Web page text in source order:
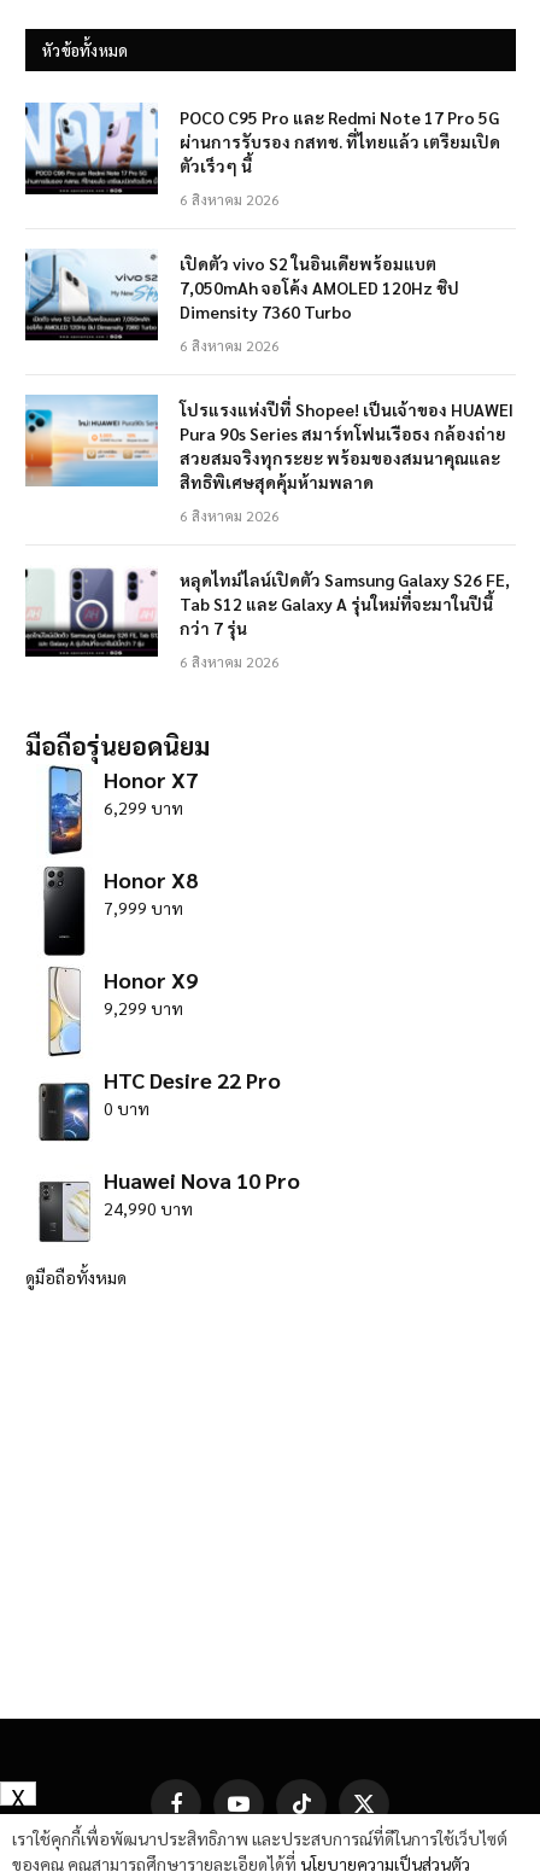
หัวข้อทั้งหมด
POCO C95 Pro และ Redmi Note 17 Pro 5G
ผ่านการรับรอง กสทช. ที่ไทยแล้ว เตรียมเปิด
ตัวเร็วๆ นี้
6 สิงหาคม 2026
เปิดตัว vivo S2 ในอินเดียพร้อมแบต
7,050mAh จอโค้ง AMOLED 120Hz ชิป
Dimensity 7360 Turbo
6 สิงหาคม 2026
โปรแรงแห่งปีที่ Shopee! เป็นเจ้าของ HUAWEI
Pura 90s Series สมาร์ทโฟนเรือธง กล้องถ่าย
สวยสมจริงทุกระยะ พร้อมของสมนาคุณและ
สิทธิพิเศษสุดคุ้มห้ามพลาด
6 สิงหาคม 2026
หลุดไทม์ไลน์เปิดตัว Samsung Galaxy S26 FE,
Tab S12 และ Galaxy A รุ่นใหม่ที่จะมาในปีนี้
กว่า 7 รุ่น
6 สิงหาคม 2026
มือถือรุ่นยอดนิยม
Honor X7
6,299 บาท
Honor X8
7,999 บาท
Honor X9
9,299 บาท
HTC Desire 22 Pro
0 บาท
Huawei Nova 10 Pro
24,990 บาท
ดูมือถือทั้งหมด
FacebookYouTube TikTok
X
(Twitter)
เราใช้คุกกี้เพื่อพัฒนาประสิทธิภาพ และประสบการณ์ที่ดีในการใช้เว็บไซต์
ของคุณ คุณสามารถศึกษารายละเอียดได้ที่ นโยบายความเป็นส่วนตัว
X